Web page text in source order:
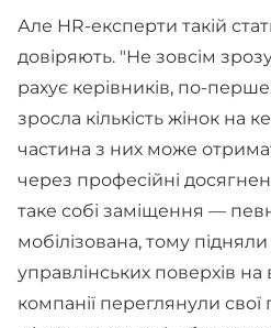
Але HR-експерти такій
довіряють. "Не зовсім
рахує керівників, по-
зросла кількість жінок на
частина з них може
через професійні
таке собі заміщення —
мобілізована, тому
управлінських поверхів
компанії переглянули